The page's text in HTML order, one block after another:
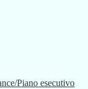
Piano esecutivo